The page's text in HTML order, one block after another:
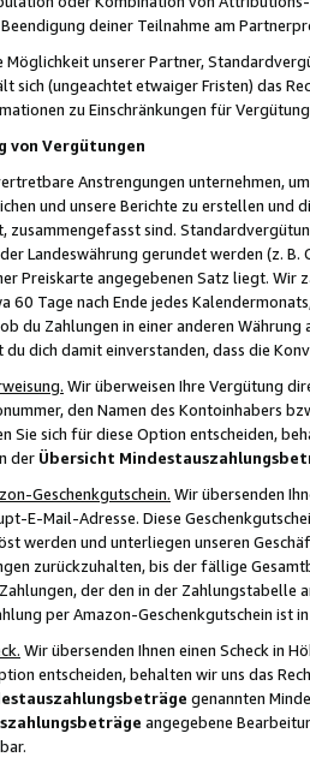
deiner Teilnahme am
Möglichkeit unserer Partner,
sich (ungeachtet etwaiger Fristen) das
zu Einschränkungen für
von Vergütungen
Anstrengungen unternehmen,
und unsere Berichte zu erstellen und
zusammengefasst sind.
Landeswährung gerundet werden (z.
Preiskarte angegebenen Satz liegt.
60 Tage nach Ende jedes
du Zahlungen in einer anderen
dich damit einverstanden, dass die
Wir überweisen Ihre Vergütung
den Namen des Kontoinhabers
Sie sich für diese Option entscheiden,
der Übersicht
Geschenkgutschein. Wir übersenden
E-Mail-Adresse. Diese
werden und unterliegen unseren
zurückzuhalten, bis der fällige
der den in der
per Amazon-Geschenkgutschein ist
Wir übersenden Ihnen einen Scheck in
entscheiden, behalten wir uns das
genannten
angegebene